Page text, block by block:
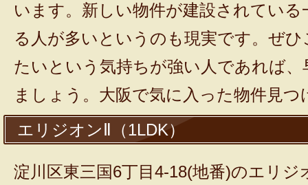
います。新しい物件が建設されてい
る人が多いというのも現実です。ぜ
たいという気持ちが強い人であれば
ましょう。大阪で気に入った物件見つ
エリジオンⅡ（1LDK）
淀川区東三国6丁目4-18(地番)のエリ